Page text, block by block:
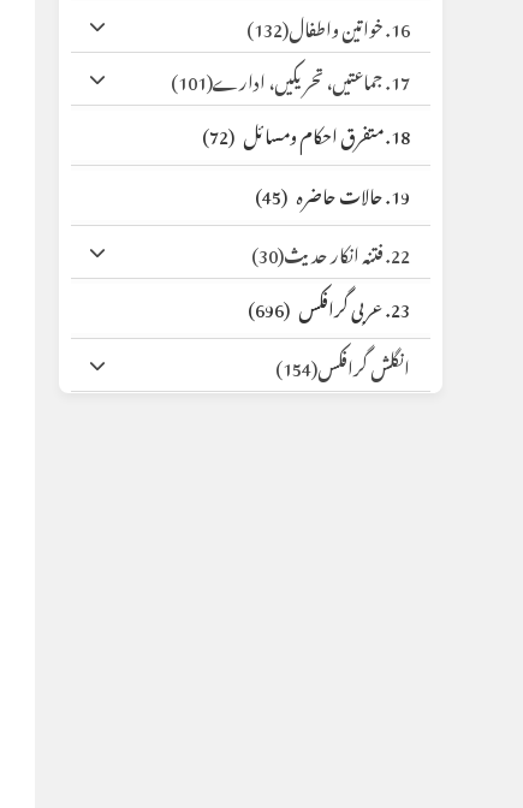
16. خواتین واطفال
(132)
17. جماعتیں، تحریکیں، ادارے
(101)
18. متفرق احکام ومسائل
(72)
19. حالات حاضرہ
(45)
22. فتنہ انکار حدیث
(30)
23. عربی گرافکس
(696)
انگلش گرافکس(154)